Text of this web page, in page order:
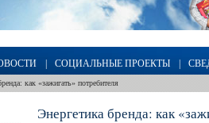
СОЦИАЛЬНЫЕ ПРОЕКТЫ
как «зажигать» потребителя
Энергетика бренда: как